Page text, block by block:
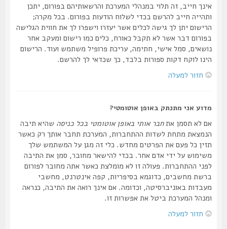
אינך חייב, זה תלוי במנהלי המערכת והרשאותיהם בפורום, יתכן
ותהייה חייב להרשם בכדי לשלוח הודעות בפורום. בכל מקרה;
הרישום יתן לך גישה לכלים אשר יעזרו וישפרו לך את חווית הגלישה
בפורום דבר אשר לא תקבל כאורח, כלים כמו רישום ומעקב אחר
נושאים, סמל אישי, חתימה, עריכת פרופיל משתמש ועוד. הרישום
הינו לוקח דקות ספורות בלבד, כך שכדאי לך להרשם.
חזור למעלה
מדוע אני מתנתק באופן אוטומטי?
אם לא תסמן אתחבר אותי באופן אוטומטי בכל כניסהשהיא תיבה
הנמצאת מתחת לשדות ההתחברות, המערכת תחבר אותך רק כאשר
תזין כל פעם את הפרטים מחדש. כלי זה מגן על המשתמש שלך
משימוש על ידי אדם אחר. בכדי להישאר מחובר, סמן את התיבה
לפני ההתחברות. פעולה זו לא מומלצת כאשר אתה מחובר לפורום
ברשת מחשבים, כדוגמא בסיפריות, קפה אינטרנט, מחשבי
מעבדות באוניברסיטה, וכדומה. אם אינך רואה את התיבה, כנראה
ומנהל המערכת ביטל את אפשרות זו.
חזור למעלה